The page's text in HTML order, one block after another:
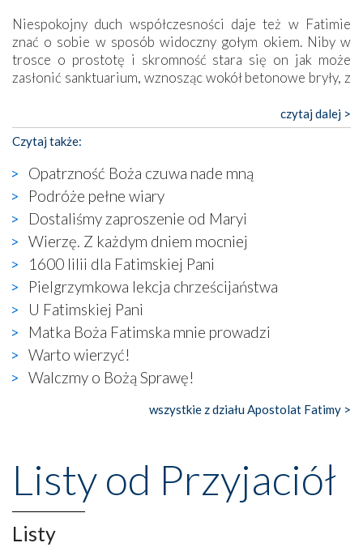
Niespokojny duch współczesności daje też w Fatimie
znać o sobie w sposób widoczny gołym okiem. Niby w
trosce o prostotę i skromność stara się on jak może
zasłonić sanktuarium, wznosząc wokół betonowe bryły, z
katolickiego kultu. Tylko co wspólnego z żywą,
autentyczną wiarą mogą mieć płaskie, szare bunkry albo
kaplice, w których Tabernakulum przypomina bardziej
skrzynkę na narzędzia? Albo co powiedzieć o ustawionym
tuż przy nowej bazylice wielkim krzyżu, na którym
zamiast Chrystusa umieszczono dziwaczną postać jakby
wyjętą ze starożytnych hieroglifów? W kulturowym
kontekście naszych czasów to raczej karykatura niż godny
wizerunek Zbawiciela…
Zatem nawet w bezpośrednim otoczeniu sanktuarium
naocznie przekonaliśmy się, że wewnątrz Kościoła toczy
się ogromna walka o kształt katolicyzmu i o serca
wierzących. Do czego to zmaganie może prowadzić,
widzieliśmy w urokliwym, niewielkim mieście Obidos,
gdzie w miejscu dawnego kościoła działa dzisiaj…
księgarnia.
Nasze pielgrzymkowe wyprawy, których celem były
wznoszono na chwałę Bożą, na przykład – w podzięce za
Opatrznościową pomoc w wygranej bitwie o
niepodległość kraju. Zachwyt budziła potężna, a zarazem
misterna architektura tych monumentalnych dzieł,
wspaniałe zdobienia, dbałość ich twórców o detale,
czytaj dalej >
Czytaj także:
Opatrzność Boża czuwa nade mną
Podróże pełne wiary
Dostaliśmy zaproszenie od Maryi
Wierzę. Z każdym dniem mocniej
1600 lilii dla Fatimskiej Pani
Pielgrzymkowa lekcja chrześcijaństwa
U Fatimskiej Pani
Matka Boża Fatimska mnie prowadzi
Warto wierzyć!
Walczmy o Bożą Sprawę!
wszystkie z działu Apostolat Fatimy >
Listy od Przyjaciół
Listy